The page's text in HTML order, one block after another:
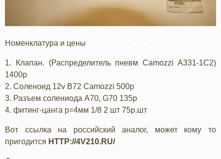
Номенклатура и цены
1. Клапан. (Распределитель пневм Camozzi A331-1C2)
1400р
2. Соленоид 12v B72 Camozzi 500р
3. Разъем солениода A70, G70 135р
4. фитинг-цанга p=4мм 1/8 2 шт 75р.шт
Вот ссылка на российский аналог, может кому то
пригодится HTTP://4V210.RU/